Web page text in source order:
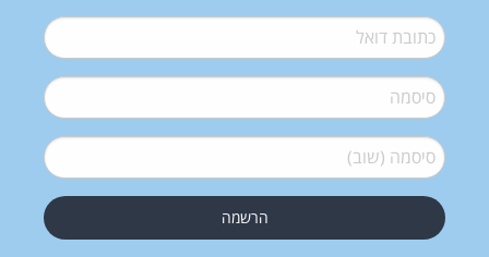
דואל*
סיסמה*
סיסמה (שוב)*